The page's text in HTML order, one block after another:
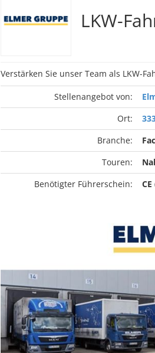
LKW-
Verstärken Sie unser Team als LKW-
Stellenangebot von:
Ort:
Branche:
Touren:
Benötigter Führerschein: